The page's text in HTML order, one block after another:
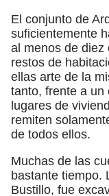
El conjunto de
suficientemente
al menos de diez
restos de
ellas arte de la
tanto, frente a un
lugares de
remiten
de todos ellos.
Muchas de las
bastante tiempo.
Bustillo, fue